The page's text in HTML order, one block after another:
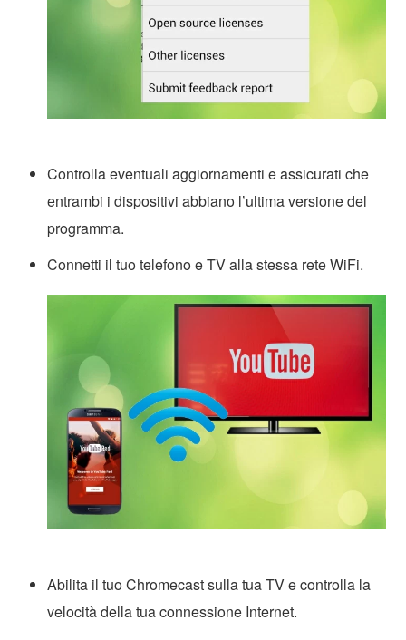
Controlla eventuali aggiornamenti e assicurati che
entrambi i dispositivi abbiano l’ultima versione del
programma.
Connetti il tuo telefono e TV alla stessa rete WiFi.
Abilita il tuo Chromecast sulla tua TV e controlla la
velocità della tua connessione Internet.